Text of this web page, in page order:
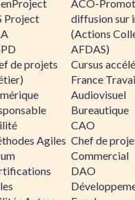
Project
de projets
Agiles
ACO-
diffusion sur
(Actions
AFDAS)
Cursus
France
Audiovisuel
Bureautique
CAO
Chef de
Commercial
DAO